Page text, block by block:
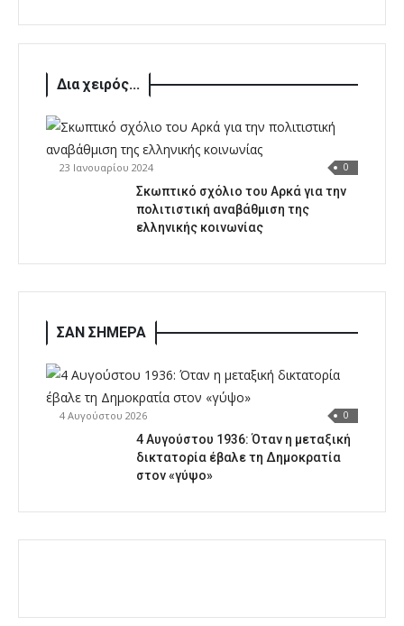
Δια χειρός...
23 Ιανουαρίου 2024 0
Σκωπτικό σχόλιο του Αρκά για την
πολιτιστική αναβάθμιση της
ελληνικής κοινωνίας
ΣΑΝ ΣΗΜΕΡΑ
4 Αυγούστου 2026 0
4 Αυγούστου 1936: Όταν η μεταξική
δικτατορία έβαλε τη Δημοκρατία
στον «γύψο»